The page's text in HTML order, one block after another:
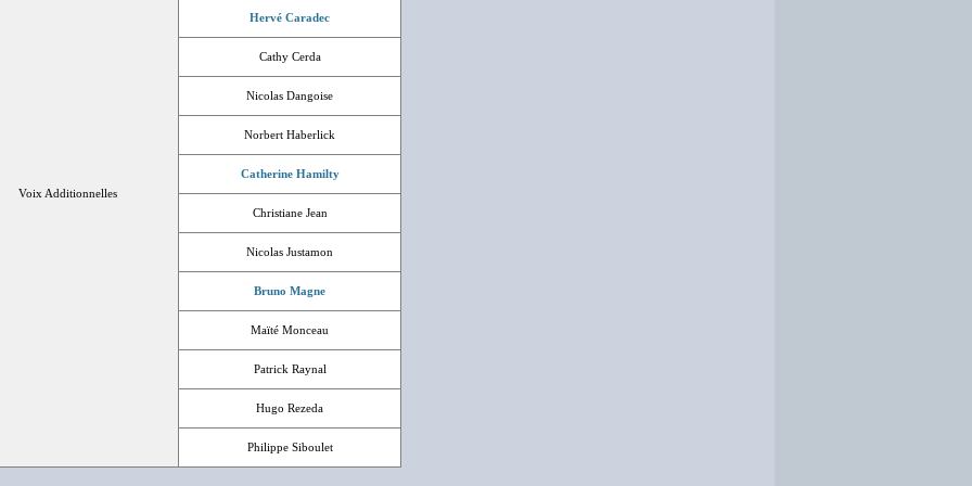
Voix Additionnelles
Hervé Caradec
Cathy Cerda
Nicolas Dangoise
Norbert Haberlick
Catherine Hamilty
Christiane Jean
Nicolas Justamon
Bruno Magne
Maïté Monceau
Patrick Raynal
Hugo Rezeda
Philippe Siboulet